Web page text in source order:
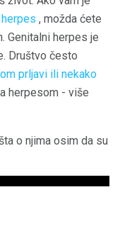
, možda ćete
Genitalni herpes je
Društvo često
prljavi ili nekako
herpesom - više
o njima osim da su